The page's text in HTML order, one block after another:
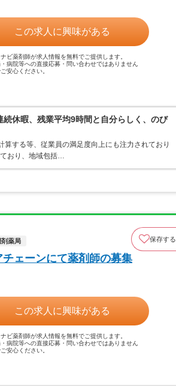
この求人に興味がある
ビ薬剤師が求人情報を無料でご提供します。
病院等への直接応募・問い合わせではありません
安心ください。
休暇、残業平均9時間と自分らしく、のび
する等、従業員の満足度向上にも注力されており
おり、地域包括…
剤薬局 保存する
ェーンにて薬剤師の募集
この求人に興味がある
ビ薬剤師が求人情報を無料でご提供します。
病院等への直接応募・問い合わせではありません
安心ください。